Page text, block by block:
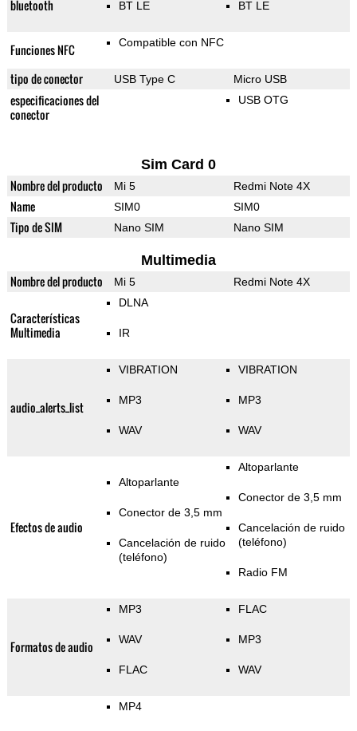
bluetooth
BT LE BT LE
Funciones NFC Compatible con NFC
tipo de conector USB Type C Micro USB
especificaciones del
conector
USB OTG
Sim Card 0
Nombre del producto Mi 5 Redmi Note 4X
Name SIM0 SIM0
Tipo de SIM Nano SIM Nano SIM
Multimedia
Nombre del producto Mi 5 Redmi Note 4X
Características
Multimedia
DLNA
IR
audio_alerts_list
VIBRATION
MP3
WAV
VIBRATION
MP3
WAV
Efectos de audio
Altoparlante
Conector de 3,5 mm
Cancelación de ruido
(teléfono)
Altoparlante
Conector de 3,5 mm
Cancelación de ruido
(teléfono)
Radio FM
Formatos de audio
MP3
WAV
FLAC
FLAC
MP3
WAV
MP4